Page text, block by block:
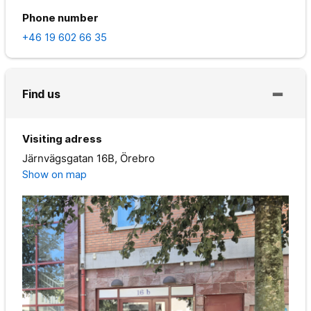
Phone number
+46 19 602 66 35
Find us
Visiting adress
Järnvägsgatan 16B, Örebro
Show on map